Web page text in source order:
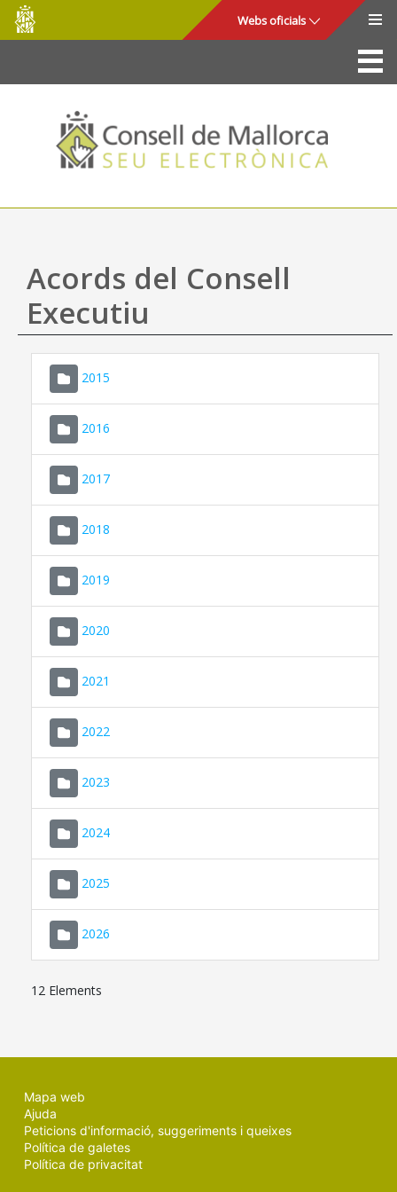
Salta al contingut principal
Consell
de
Mallorca
Webs oficials
La Seu
Consell de Mallorca
Accés i seguretat
Utilitats
Ajuda
Acords del Consell
Executiu
2015
2016
2017
2018
2019
2020
2021
2022
2023
2024
2025
2026
12 Elements
Mapa web
Ajuda
Peticions d'informació, suggeriments i queixes
Política de galetes
Política de privacitat